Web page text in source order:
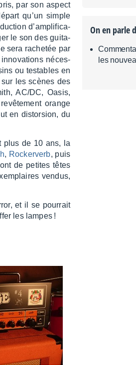
par son aspect
qu’un simple
d’am­pli­fi­ca­
le son des guita­
sera rache­tée par
inno­va­tions néces­
ou testables en
les scènes des
AC/DC, Oasis,
orange
en distor­sion, du
plus de 10 ans, la
, Rocker­verb, puis
de petites têtes
vendus,
et il se pour­rait
les lampes !
On en parle
les